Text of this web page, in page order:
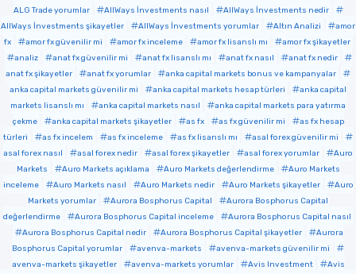
ALG Trade yorumlar
AllWays İnvestments nasıl
AllWays İnvestments nedir
AllWays İnvestments şikayetler
AllWays İnvestments yorumlar Altın Analizi
amor
fx
amor fx güvenilir mi amor fx inceleme amor fx lisanslı mı
amor fx şikayetler
analiz
anat fx güvenilir mi anat fx lisanslı mı anat fx nasıl
anat fx nedir
anat fx şikayetler
anat fx yorumlar
anka capital markets bonus ve kampanyalar
anka capital markets güvenilir mi
anka capital markets hesap türleri
anka capital
markets lisanslı mı
anka capital markets nasıl
anka capital markets para yatırma
çekme
anka capital markets şikayetler as fx as fx güvenilir mi
as fx hesap
türleri
as fx incelem as fx inceleme as fx lisanslı mı
asal forex güvenilir mi
asal forex nasıl
asal forex nedir asal forex şikayetler asal forex yorumlar
Auro
Markets
Auro Markets açıklama Auro Markets değerlendirme
Auro Markets
inceleme
Auro Markets nasıl Auro Markets nedir Auro Markets şikayetler
Auro
Markets yorumlar
Aurora Bosphorus Capital
Aurora Bosphorus Capital
değerlendirme
Aurora Bosphorus Capital inceleme
Aurora Bosphorus Capital nasıl
Aurora Bosphorus Capital nedir
Aurora Bosphorus Capital şikayetler
Aurora
Bosphorus Capital yorumlar
avenva-markets
avenva-markets güvenilir mi
avenva-markets şikayetler
avenva-markets yorumlar Avis Investment
Avis